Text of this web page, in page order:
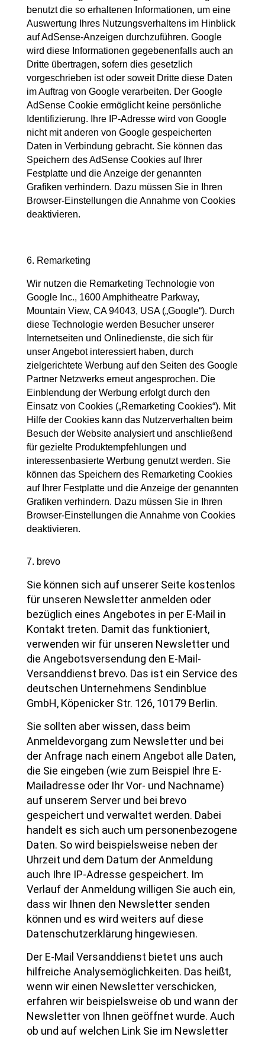
benutzt die so erhaltenen Informationen, um eine
Auswertung Ihres Nutzungsverhaltens im Hinblick
auf AdSense-Anzeigen durchzuführen. Google
wird diese Informationen gegebenenfalls auch an
Dritte übertragen, sofern dies gesetzlich
vorgeschrieben ist oder soweit Dritte diese Daten
im Auftrag von Google verarbeiten. Der Google
AdSense Cookie ermöglicht keine persönliche
Identifizierung. Ihre IP-Adresse wird von Google
nicht mit anderen von Google gespeicherten
Daten in Verbindung gebracht. Sie können das
Speichern des AdSense Cookies auf Ihrer
Festplatte und die Anzeige der genannten
Grafiken verhindern. Dazu müssen Sie in Ihren
Browser-Einstellungen die Annahme von Cookies
deaktivieren.
6. Remarketing
Wir nutzen die Remarketing Technologie von
Google Inc., 1600 Amphitheatre Parkway,
Mountain View, CA 94043, USA („Google“). Durch
diese Technologie werden Besucher unserer
Internetseiten und Onlinedienste, die sich für
unser Angebot interessiert haben, durch
zielgerichtete Werbung auf den Seiten des Google
Partner Netzwerks erneut angesprochen. Die
Einblendung der Werbung erfolgt durch den
Einsatz von Cookies („Remarketing Cookies“). Mit
Hilfe der Cookies kann das Nutzerverhalten beim
Besuch der Website analysiert und anschließend
für gezielte Produktempfehlungen und
interessenbasierte Werbung genutzt werden. Sie
können das Speichern des Remarketing Cookies
auf Ihrer Festplatte und die Anzeige der genannten
Grafiken verhindern. Dazu müssen Sie in Ihren
Browser-Einstellungen die Annahme von Cookies
deaktivieren.
7. brevo
Sie können sich auf unserer Seite kostenlos
für unseren Newsletter anmelden oder
bezüglich eines Angebotes in per E-Mail in
Kontakt treten. Damit das funktioniert,
verwenden wir für unseren Newsletter und
die Angebotsversendung den E-Mail-
Versanddienst brevo. Das ist ein Service des
deutschen Unternehmens Sendinblue
GmbH, Köpenicker Str. 126, 10179 Berlin.
Sie sollten aber wissen, dass beim
Anmeldevorgang zum Newsletter und bei
der Anfrage nach einem Angebot alle Daten,
die Sie eingeben (wie zum Beispiel Ihre E-
Mailadresse oder Ihr Vor- und Nachname)
auf unserem Server und bei brevo
gespeichert und verwaltet werden. Dabei
handelt es sich auch um personenbezogene
Daten. So wird beispielsweise neben der
Uhrzeit und dem Datum der Anmeldung
auch Ihre IP-Adresse gespeichert. Im
Verlauf der Anmeldung willigen Sie auch ein,
dass wir Ihnen den Newsletter senden
können und es wird weiters auf diese
Datenschutzerklärung hingewiesen.
Der E-Mail Versanddienst bietet uns auch
hilfreiche Analysemöglichkeiten. Das heißt,
wenn wir einen Newsletter verschicken,
erfahren wir beispielsweise ob und wann der
Newsletter von Ihnen geöffnet wurde. Auch
ob und auf welchen Link Sie im Newsletter